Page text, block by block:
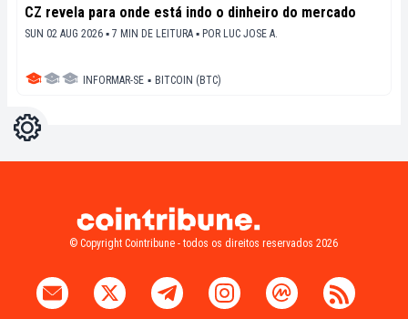
CZ revela para onde está indo o dinheiro do mercado
SUN 02 AUG 2026 ▪ 7 MIN DE LEITURA ▪ POR LUC JOSE A.
INFORMAR-SE ▪ BITCOIN (BTC)
Configurações
© Copyright Cointribune - todos os direitos reservados 2026